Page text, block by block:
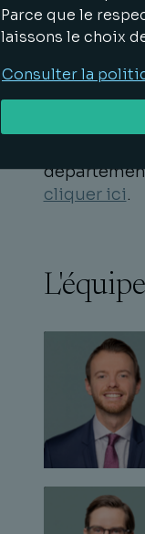
solutions
Consulter
cliquer ici.
L'équipe
Parce que le
laissons le choix
Consulter la